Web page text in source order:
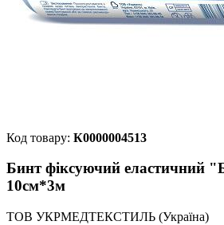
Код товару: К0000004513
Бинт фіксуючий еластичний
10см*3м
ТОВ УКРМЕДТЕКСТИЛЬ (Україна)